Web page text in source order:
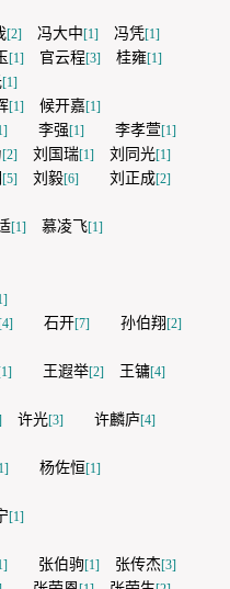
[2] 冯大中[1] 冯凭[1]
[1] 官云程[3] 桂雍[1]
[1]
[1] 候开嘉[1]
李强[1] 李孝萱[1]
[2] 刘国瑞[1] 刘同光[1]
[5] 刘毅[6] 刘正成[2]
[1] 慕凌飞[1]
[4] 石开[7] 孙伯翔 [2]
王遐举[2] 王镛[4]
许光[3] 许麟庐[4]
杨佐恒[1]
[1]
张伯驹[1] 张传杰[3]